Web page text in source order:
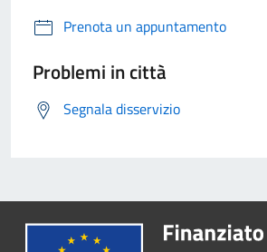
Prenota un appuntamento
Problemi in città
Segnala disservizio